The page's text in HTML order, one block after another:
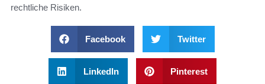
rechtliche Risiken.
Facebook Twitter
LinkedIn Pinterest